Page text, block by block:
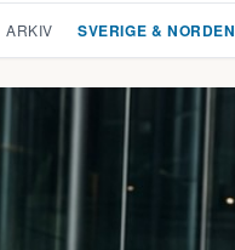
ARKIV SVERIGE & NORDEN